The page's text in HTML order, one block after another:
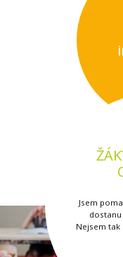
Jsem
Nejsem tak